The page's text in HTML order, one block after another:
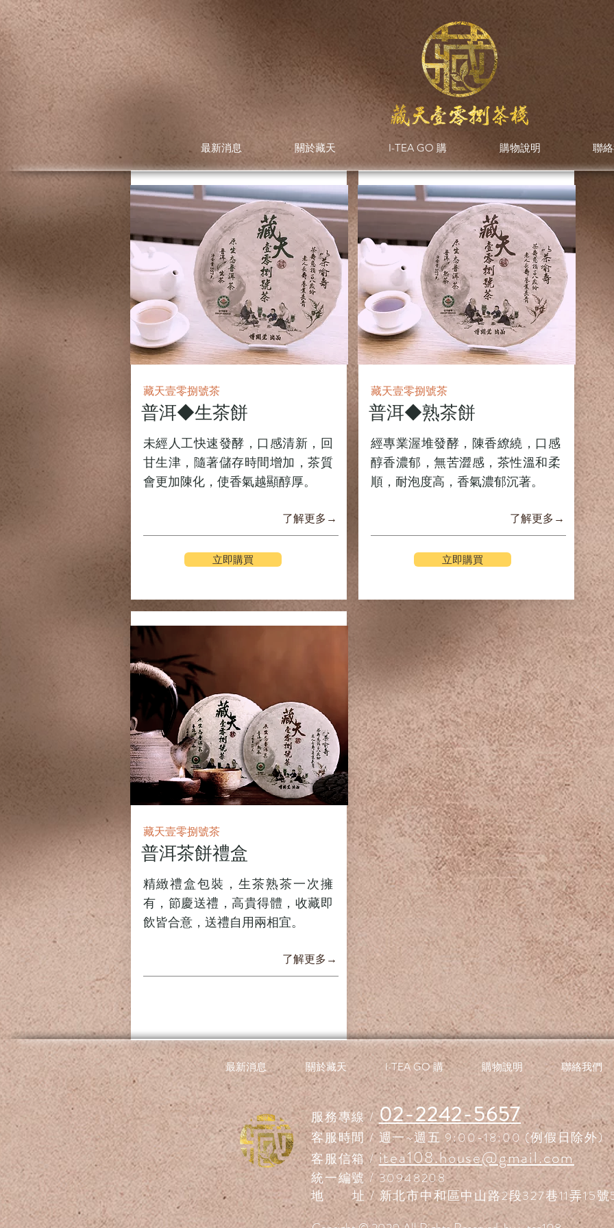
最新消息 關於藏天 I-TEA GO 購 購物說明 聯
藏天壹零捌號茶
普洱◆生茶餅
未經人工快速發酵，口感清新，回
甘生津，隨著儲存時間增加，茶質
會更加陳化，使香氣越顯醇厚。
了解更多→
藏天壹零捌號茶
普洱◆熟茶餅
經專業渥堆發酵，陳香繚繞，口感
醇香濃郁，無苦澀感，茶性溫和柔
順，耐泡度高，香氣濃郁沉著。
了解更多→
藏天壹零捌號茶
普洱茶餅禮盒
精緻禮盒包裝，生茶熟茶一次擁
有，​節慶送禮，高貴得體，收藏即
飲皆合意，送禮自用兩相宜。
了解更多→
立即購買 立即購買
最新消息 關於藏天 I-TEA GO 購 購物說明 聯絡我們
服務專線 /02-2242-5657
客服時間 / 週一~週五 9:00-18:00 (例假日除外)
客服信箱 /itea108.house@gmail.com
統一編號 / 30948208
地 址/新北市中和區中山路2段327巷11弄15